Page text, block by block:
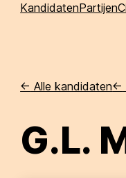
KandidatenPartijen
<- Alle kandidaten<-
G.L.